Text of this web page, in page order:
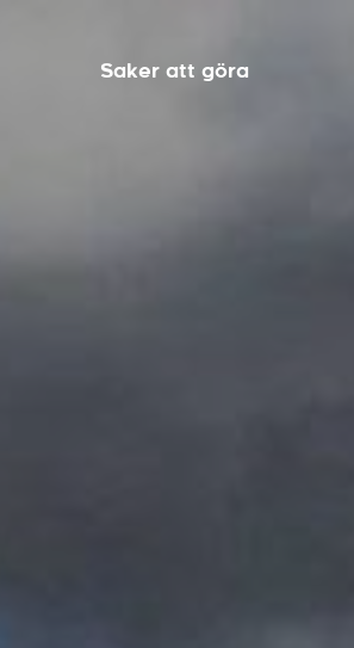
Saker att göra